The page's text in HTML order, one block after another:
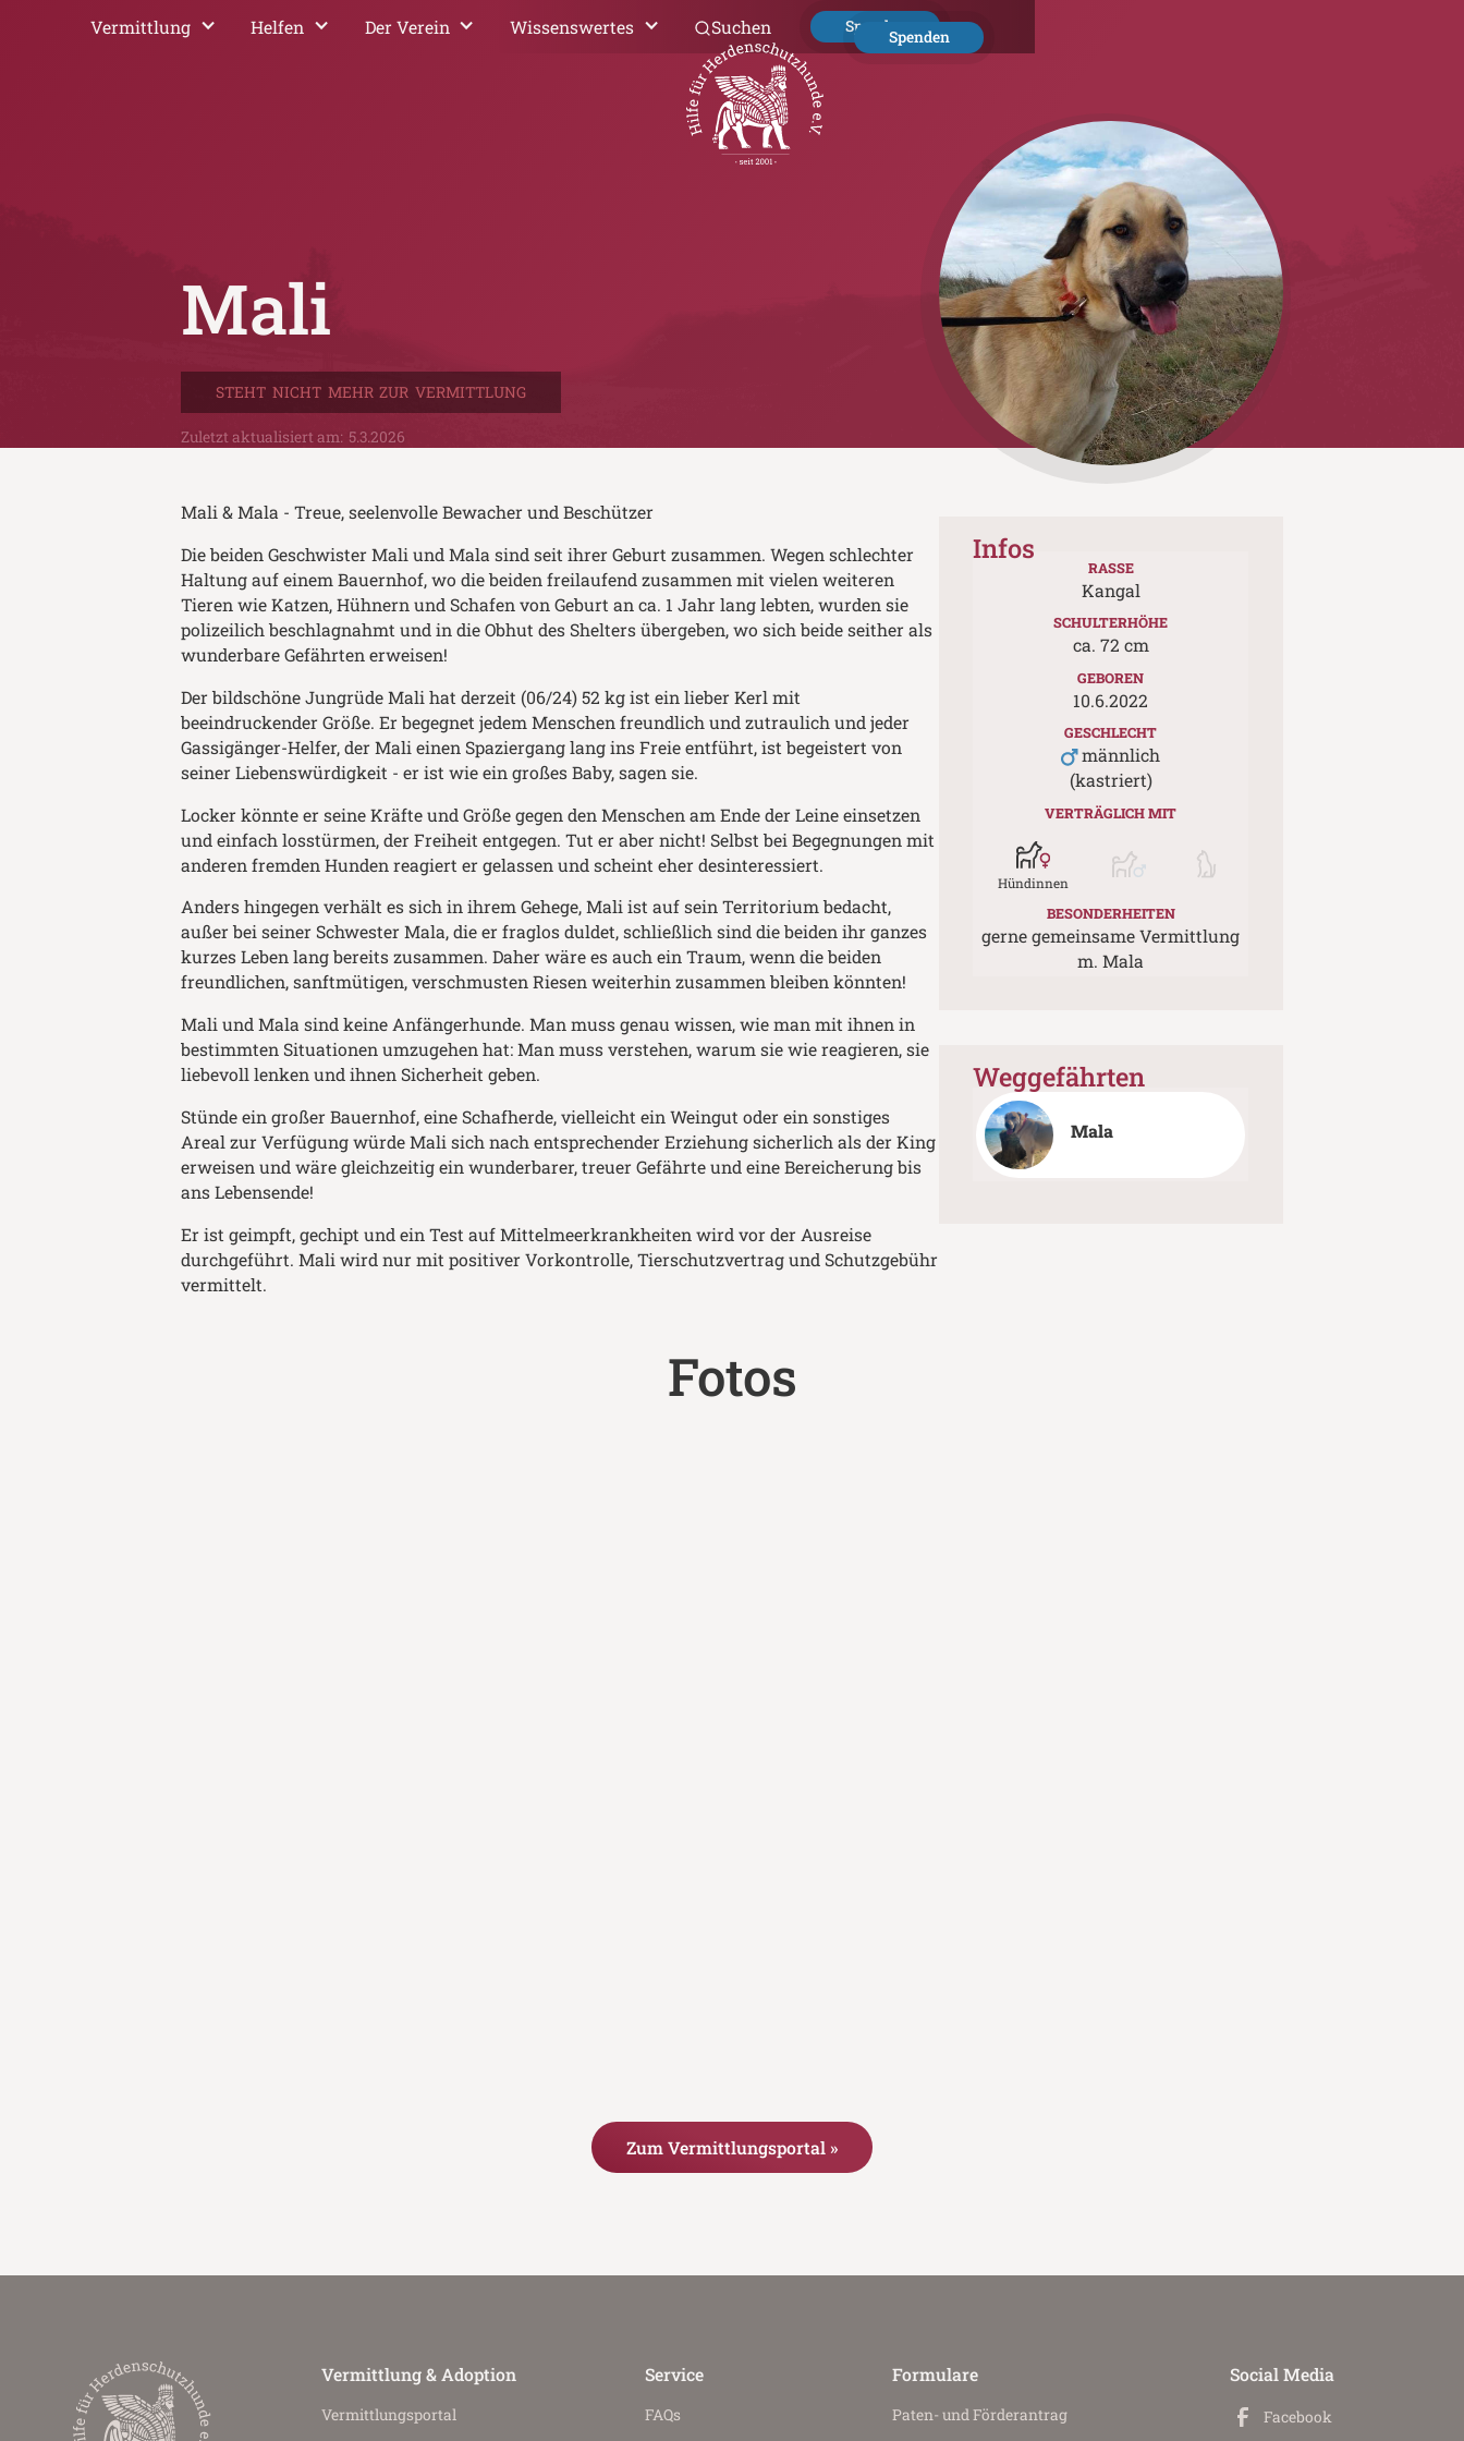
Vermittlung Helfen Der Verein Wissenswertes Suchen Spenden
Spenden
Mali
STEHT NICHT MEHR ZUR VERMITTLUNG
Zuletzt aktualisiert am: 5.3.2026
Mali & Mala - Treue, seelenvolle Bewacher und Beschützer
Die beiden Geschwister Mali und Mala sind seit ihrer Geburt zusammen. Wegen schlechter
Haltung auf einem Bauernhof, wo die beiden freilaufend zusammen mit vielen weiteren
Tieren wie Katzen, Hühnern und Schafen von Geburt an ca. 1 Jahr lang lebten, wurden sie
polizeilich beschlagnahmt und in die Obhut des Shelters übergeben, wo sich beide seither als
wunderbare Gefährten erweisen!
Der bildschöne Jungrüde Mali hat derzeit (06/24) 52 kg ist ein lieber Kerl mit
beeindruckender Größe. Er begegnet jedem Menschen freundlich und zutraulich und jeder
Gassigänger-Helfer, der Mali einen Spaziergang lang ins Freie entführt, ist begeistert von
seiner Liebenswürdigkeit - er ist wie ein großes Baby, sagen sie.
Locker könnte er seine Kräfte und Größe gegen den Menschen am Ende der Leine einsetzen
und einfach losstürmen, der Freiheit entgegen. Tut er aber nicht! Selbst bei Begegnungen mit
anderen fremden Hunden reagiert er gelassen und scheint eher desinteressiert.
Anders hingegen verhält es sich in ihrem Gehege, Mali ist auf sein Territorium bedacht,
außer bei seiner Schwester Mala, die er fraglos duldet, schließlich sind die beiden ihr ganzes
kurzes Leben lang bereits zusammen. Daher wäre es auch ein Traum, wenn die beiden
freundlichen, sanftmütigen, verschmusten Riesen weiterhin zusammen bleiben könnten!
Mali und Mala sind keine Anfängerhunde. Man muss genau wissen, wie man mit ihnen in
bestimmten Situationen umzugehen hat: Man muss verstehen, warum sie wie reagieren, sie
liebevoll lenken und ihnen Sicherheit geben.
Stünde ein großer Bauernhof, eine Schafherde, vielleicht ein Weingut oder ein sonstiges
Areal zur Verfügung würde Mali sich nach entsprechender Erziehung sicherlich als der King
erweisen und wäre gleichzeitig ein wunderbarer, treuer Gefährte und eine Bereicherung bis
ans Lebensende!
Er ist geimpft, gechipt und ein Test auf Mittelmeerkrankheiten wird vor der Ausreise
durchgeführt. Mali wird nur mit positiver Vorkontrolle, Tierschutzvertrag und Schutzgebühr
vermittelt.
Infos
RASSE
Kangal
SCHULTERHÖHE
ca. 72 cm
GEBOREN
10.6.2022
GESCHLECHT
männlich
(kastriert)
VERTRÄGLICH MIT
Hündinnen
BESONDERHEITEN
gerne gemeinsame Vermittlung
m. Mala
Weggefährten
Mala
Fotos
Zum Vermittlungsportal »
Vermittlung & Adoption
Vermittlungs­portal
Service
FAQs
Formulare
Paten- und Förderantrag
Social Media
Facebook